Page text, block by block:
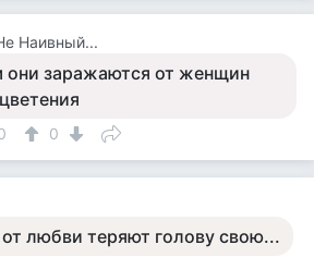
Наивный...
они заражаются от женщин
0
любви теряют голову свою...